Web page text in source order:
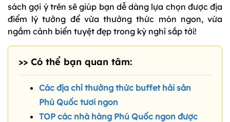
sách gợi ý trên sẽ giúp bạn dễ dàng lựa chọn được địa
điểm lý tưởng để vừa thưởng thức món ngon, vừa
ngắm cảnh biển tuyệt đẹp trong kỳ nghỉ sắp tới!
>> Có thể bạn quan tâm:
Các địa chỉ thưởng thức buffet hải sản
Phú Quốc tươi ngon
TOP các nhà hàng Phú Quốc ngon được